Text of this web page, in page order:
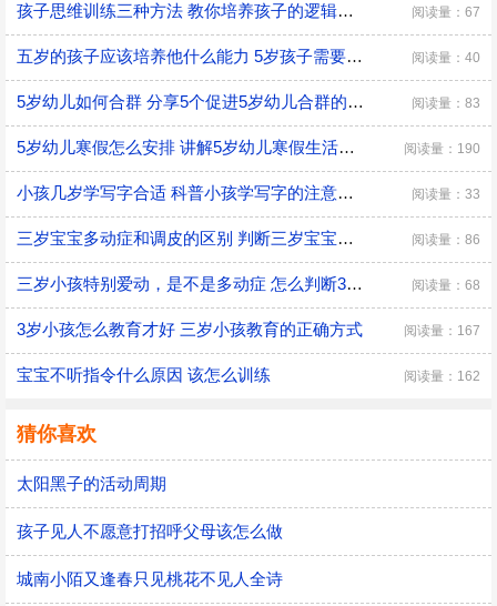
孩子思维训练三种方法 教你培养孩子的逻辑思维 阅读量：67
五岁的孩子应该培养他什么能力 5岁孩子需要培养的能力 阅读量：40
5岁幼儿如何合群 分享5个促进5岁幼儿合群的技巧 阅读量：83
5岁幼儿寒假怎么安排 讲解5岁幼儿寒假生活安排 阅读量：190
小孩几岁学写字合适 科普小孩学写字的注意事项 阅读量：33
三岁宝宝多动症和调皮的区别 判断三岁宝宝是多动症和调皮的方法 阅读量：86
三岁小孩特别爱动，是不是多动症 怎么判断3岁多动症？ 阅读量：68
3岁小孩怎么教育才好 三岁小孩教育的正确方式 阅读量：167
宝宝不听指令什么原因 该怎么训练 阅读量：162
猜你喜欢
太阳黑子的活动周期
孩子见人不愿意打招呼父母该怎么做
城南小陌又逢春只见桃花不见人全诗